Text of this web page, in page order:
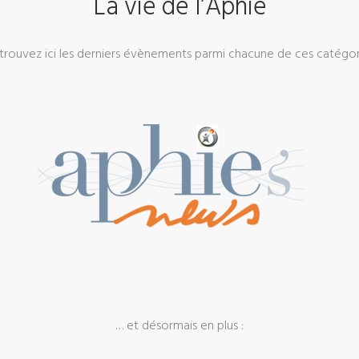
ici les derniers évènements parmi chacune de ces
… et désormais en plus :